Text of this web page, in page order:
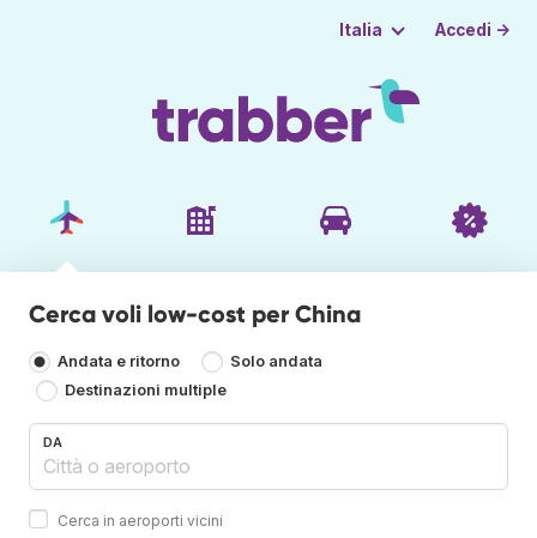
Italia Accedi →
Cerca voli low-cost per China
Andata e ritorno
Solo andata
Destinazioni multiple
DA
Cerca in aeroporti vicini